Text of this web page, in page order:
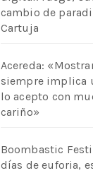
cambio de
Cartuja
Acereda:
siempre implica
lo acepto con
cariño»
Boombastic
días de euforia,